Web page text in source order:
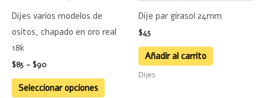
Dijes varios modelos de
ositos, chapado en oro real
18k
$85 - $90
Seleccionar opciones
elegir
Dije par girasol 24mm
$45
Añadir al carrito
Dijes